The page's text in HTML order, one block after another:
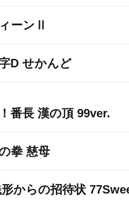
ーンⅡ
D せかんど
番長 漢の頂 99ver.
拳 慈母
からの招待状